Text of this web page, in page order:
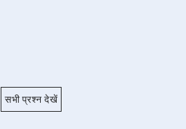
सभी प्रश्न देखें